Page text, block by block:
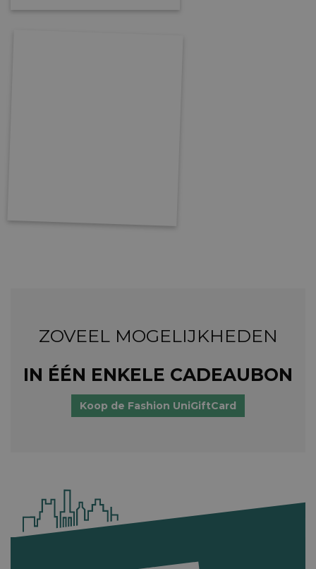
ZOVEEL MOGELIJKHEDEN
IN ÉÉN ENKELE CADEAUBON
Koop de Fashion UniGiftCard